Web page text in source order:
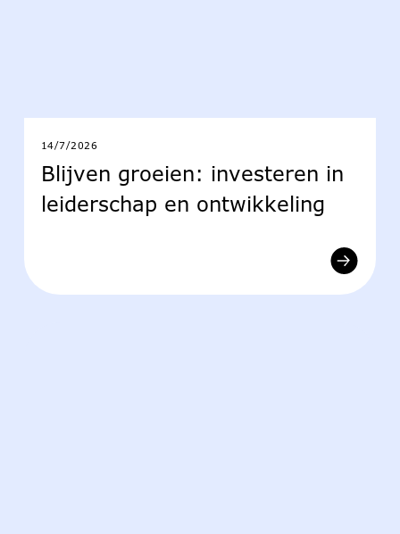
14/7/2026
Blijven groeien: investeren in
leiderschap en ontwikkeling